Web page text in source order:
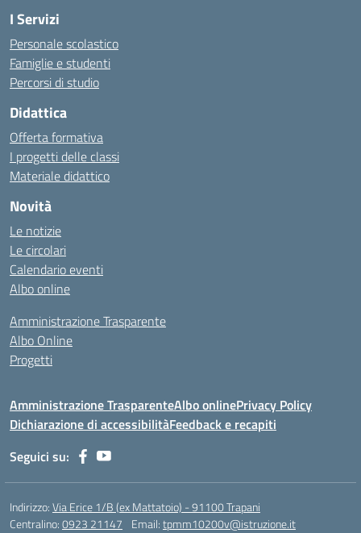
I Servizi
Personale scolastico
Famiglie e studenti
Percorsi di studio
Didattica
Offerta formativa
I progetti delle classi
Materiale didattico
Novità
Le notizie
Le circolari
Calendario eventi
Albo online
Amministrazione Trasparente
Albo Online
Progetti
Amministrazione TrasparenteAlbo onlinePrivacy Policy
Dichiarazione di accessibilitàFeedback e recapiti
Seguici su:
Indirizzo:Via Erice 1/B (ex Mattatoio) - 91100 Trapani
Centralino:0923 21147 Email:tpmm10200v@istruzione.it